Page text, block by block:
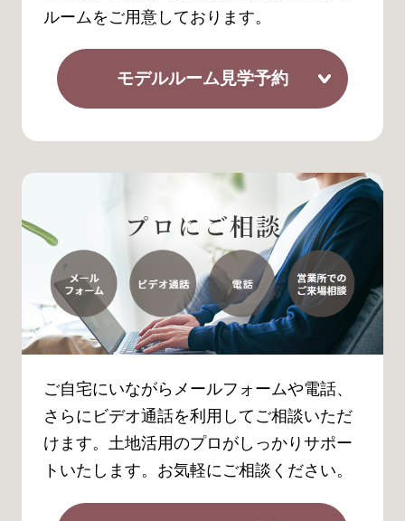
ルームをご用意しております。
モデルルーム見学予約
ご自宅にいながらメールフォームや電話、
さらにビデオ通話を利用してご相談いただ
けます。土地活用のプロがしっかりサポー
トいたします。お気軽にご相談ください。